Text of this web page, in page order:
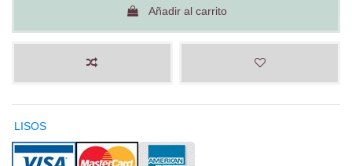
Añadir al carrito
LISOS